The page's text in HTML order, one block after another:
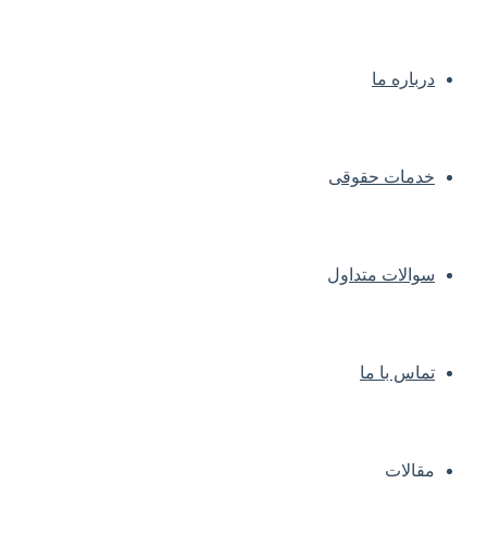
درباره ما
خدمات حقوقی
سوالات متداول
تماس با ما
مقالات